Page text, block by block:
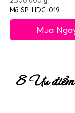
Mã SP: HDG-019
Mua
8 Ưu